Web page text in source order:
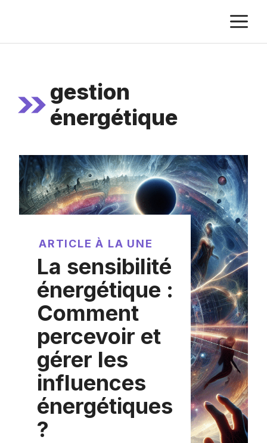
contenu
gestion
énergétique
ARTICLE À LA UNE
La sensibilité
énergétique :
Comment
percevoir et
gérer les
influences
énergétiques
?